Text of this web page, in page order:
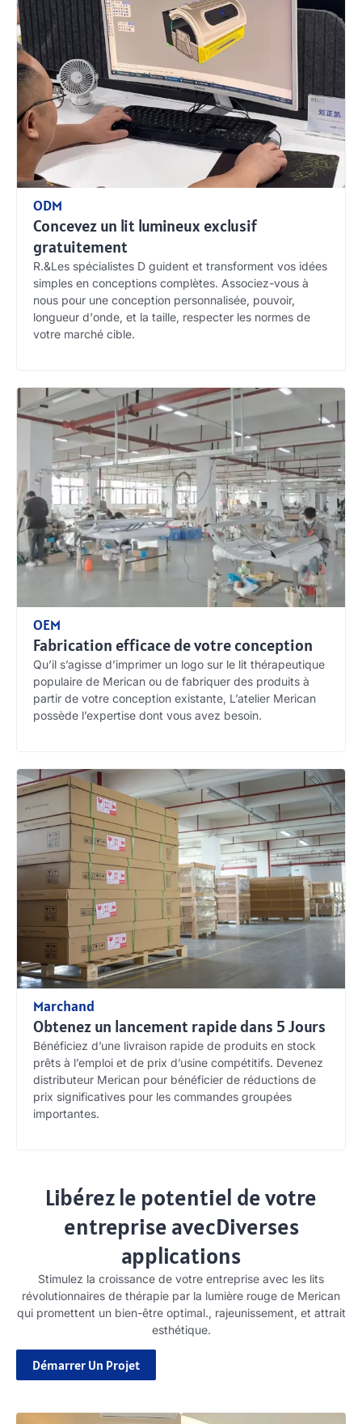
ODM
Concevez un lit lumineux exclusif
gratuitement
R.&Les spécialistes D guident et transforment vos idées
simples en conceptions complètes. Associez-vous à
nous pour une conception personnalisée, pouvoir,
longueur d'onde, et la taille, respecter les normes de
votre marché cible.
OEM
Fabrication efficace de votre conception
Qu’il s’agisse d’imprimer un logo sur le lit thérapeutique
populaire de Merican ou de fabriquer des produits à
partir de votre conception existante, L’atelier Merican
possède l’expertise dont vous avez besoin.
Marchand
Obtenez un lancement rapide dans 5 Jours
Bénéficiez d’une livraison rapide de produits en stock
prêts à l’emploi et de prix d’usine compétitifs. Devenez
distributeur Merican pour bénéficier de réductions de
prix significatives pour les commandes groupées
importantes.
Libérez le potentiel de votre
entreprise avecDiverses
applications
Stimulez la croissance de votre entreprise avec les lits
révolutionnaires de thérapie par la lumière rouge de Merican
qui promettent un bien-être optimal., rajeunissement, et attrait
esthétique.
Démarrer Un Projet